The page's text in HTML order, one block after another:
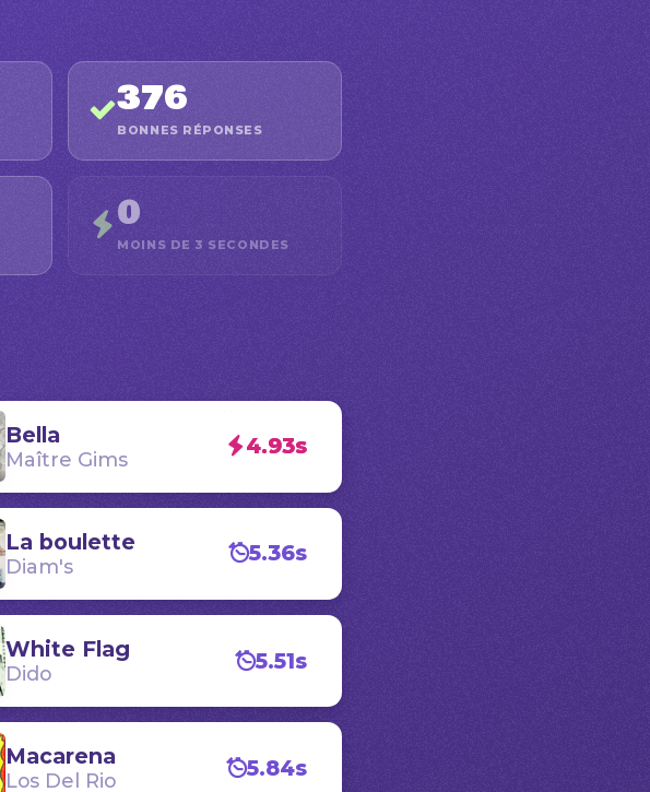
376
BONNES RÉPONSES
0
MOINS DE 3 SECONDES
Bella
Maître Gims 4.93s
La boulette
Diam's 5.36s
White Flag
Dido 5.51s
Macarena
Los Del Rio 5.84s